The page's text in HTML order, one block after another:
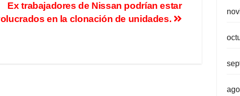
Ex trabajadores de Nissan podrían estar
en la clonación de unidades.